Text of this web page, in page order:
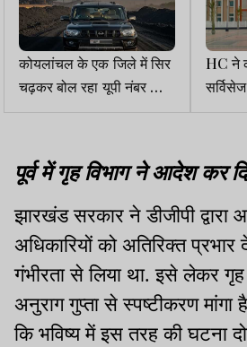
कोयलांचल के एक जिले में सिर
चढ़कर बोल रहा यूपी नंबर की
स्कॉर्पियो में घूमने वाले मिश्रा
HC ने
रद्द
पूर्व में गृह विभाग ने आदेश कर
झारखंड सरकार ने डीजीपी
अधिकारियों को अतिरिक्त
गंभीरता से लिया था. इसे लेकर गृह
अनुराग गुप्ता से स्पष्टीकरण मांगा
कि भविष्य में इस तरह की घटना